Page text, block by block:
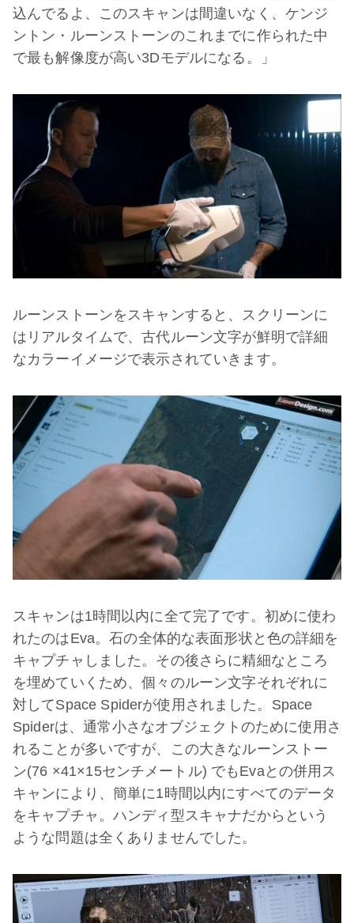
込んでるよ、このスキャンは間違いなく、ケンジ
ントン・ルーンストーンのこれまでに作られた中
で最も解像度が高い3Dモデルになる。」
ルーンストーンをスキャンすると、スクリーンに
はリアルタイムで、古代ルーン文字が鮮明で詳細
なカラーイメージで表示されていきます。
スキャンは1時間以内に全て完了です。初めに使わ
れたのはEva。石の全体的な表面形状と色の詳細を
キャプチャしました。その後さらに精細なところ
を埋めていくため、個々のルーン文字それぞれに
対してSpace Spiderが使用されました。Space
Spiderは、通常小さなオブジェクトのために使用さ
れることが多いですが、この大きなルーンストー
ン(76 ×41×15センチメートル) でもEvaとの併用ス
キャンにより、簡単に1時間以内にすべてのデータ
をキャプチャ。ハンディ型スキャナだからという
ような問題は全くありませんでした。